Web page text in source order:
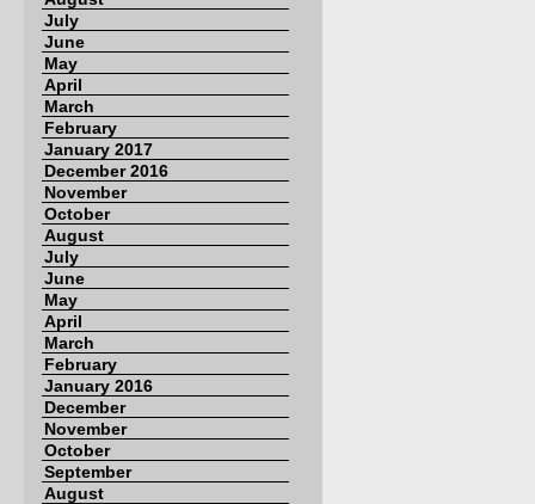
July
June
May
April
March
February
January 2017
December 2016
November
October
August
July
June
May
April
March
February
January 2016
December
November
October
September
August